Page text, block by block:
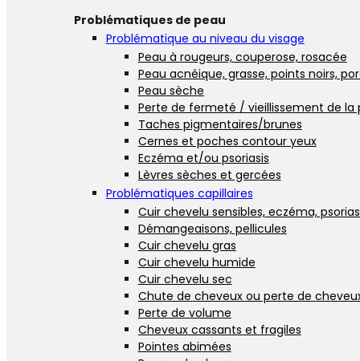
Problématiques de peau
Problématique au niveau du visage
Peau à rougeurs, couperose, rosacée
Peau acnéique, grasse, points noirs,
Peau sèche
Perte de fermeté / vieillissement de la
Taches pigmentaires/brunes
Cernes et poches contour yeux
Eczéma et/ou psoriasis
Lèvres sèches et gercées
Problématiques capillaires
Cuir chevelu sensibles, eczéma,
Démangeaisons, pellicules
Cuir chevelu gras
Cuir chevelu humide
Cuir chevelu sec
Chute de cheveux ou perte de
Perte de volume
Cheveux cassants et fragiles
Pointes abimées